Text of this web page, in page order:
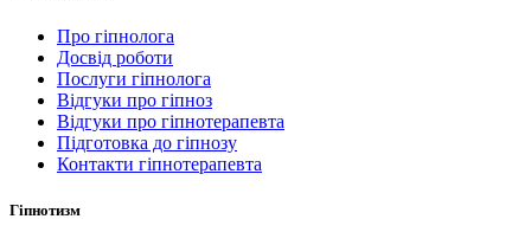
Про гіпнолога
Досвід роботи
Послуги гіпнолога
Відгуки про гіпноз
Відгуки про гіпнотерапевта
Підготовка до гіпнозу
Контакти гіпнотерапевта
Гіпнотизм